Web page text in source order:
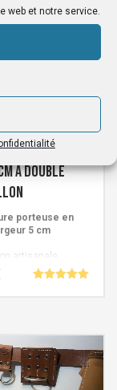
web et notre service.
porteuse
à double
porteuse en
5 cm
artisanale
signée Cuirs de